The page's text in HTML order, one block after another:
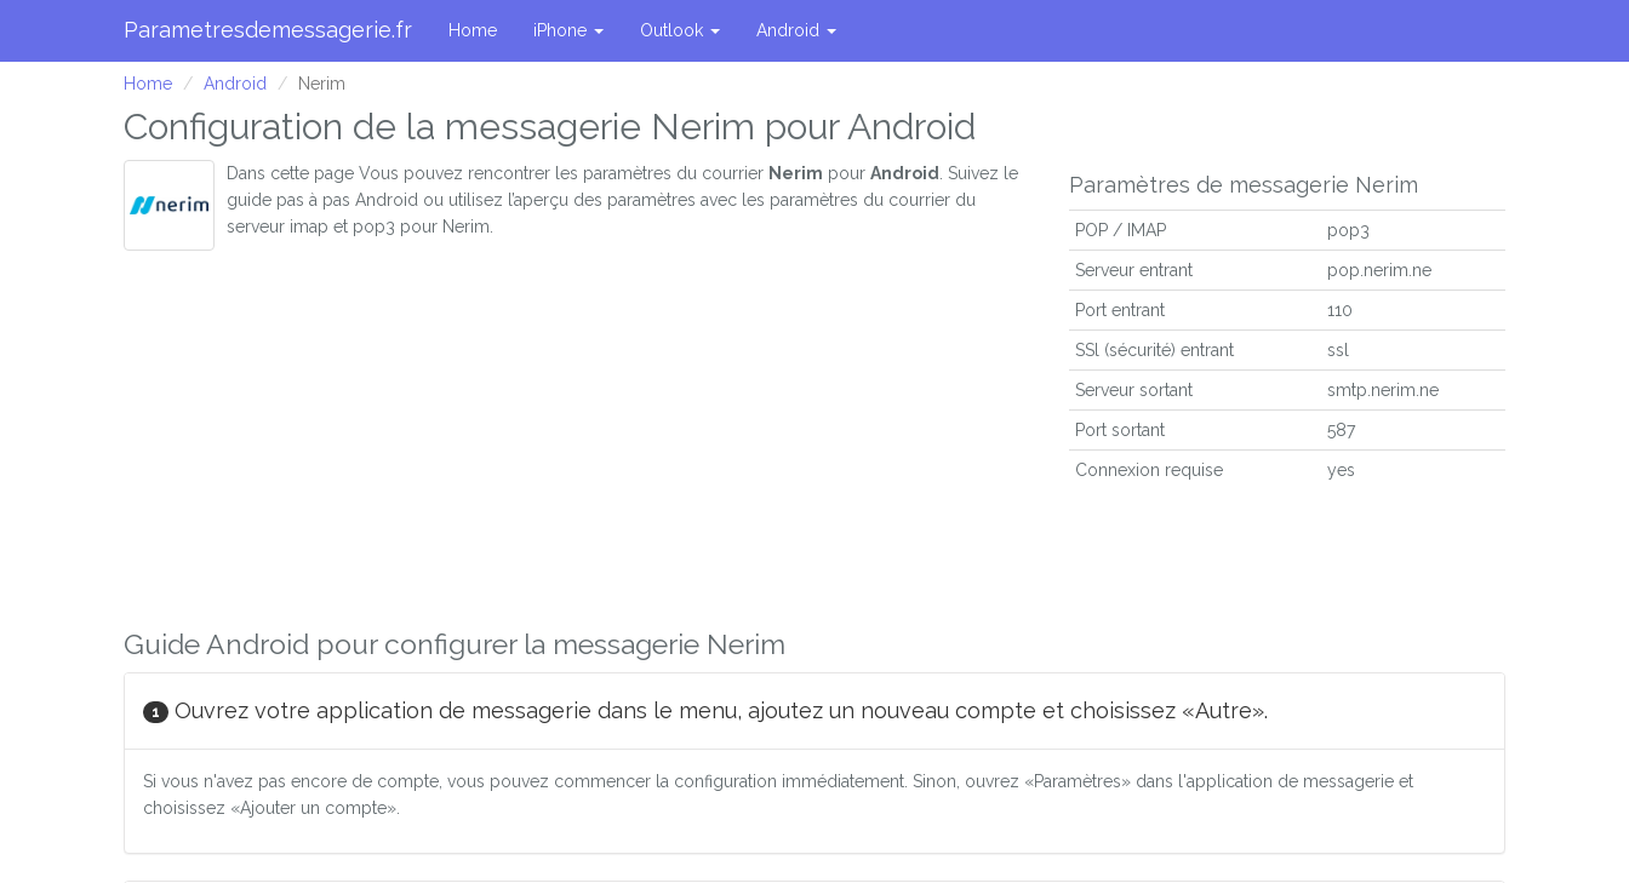
Parametresdemessagerie.fr Home iPhone Outlook Android
Home Android Nerim
Configuration de la messagerie Nerim pour Android
Dans cette page Vous pouvez rencontrer les paramètres du courrier Nerim pour Android
. Suivez le
guide pas à pas Android ou utilisez l’aperçu des paramètres avec les paramètres du courrier du
serveur imap et pop3 pour Nerim.
Paramètres de messagerie Nerim
POP / IMAP pop3
Serveur entrant pop.nerim.ne
Port entrant 110
SSl (sécurité) entrant ssl
Serveur sortant smtp.nerim.ne
Port sortant 587
Connexion requise yes
Guide Android pour configurer la messagerie Nerim
1 Ouvrez votre application de messagerie dans le menu, ajoutez un nouveau compte et choisissez «Autre».
Si vous n'avez pas encore de compte, vous pouvez commencer la configuration immédiatement. Sinon, ouvrez «Paramètres» dans l'application de messagerie et
choisissez «Ajouter un compte».